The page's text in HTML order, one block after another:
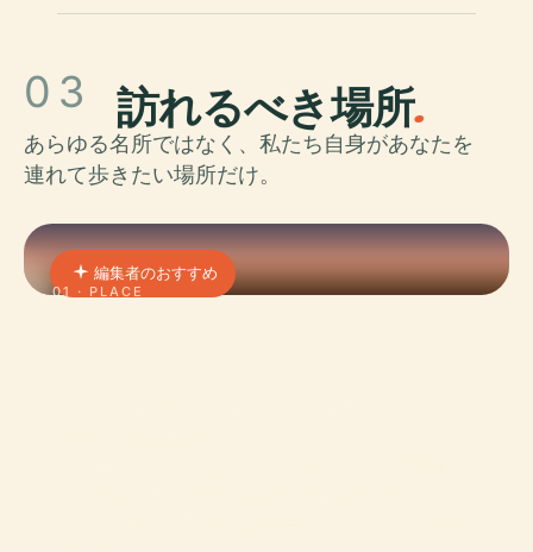
03 訪れるべき場所.
あらゆる名所ではなく、私たち自身があなたを
連れて歩きたい場所だけ。
編集者のおすすめ
01 · PLACE